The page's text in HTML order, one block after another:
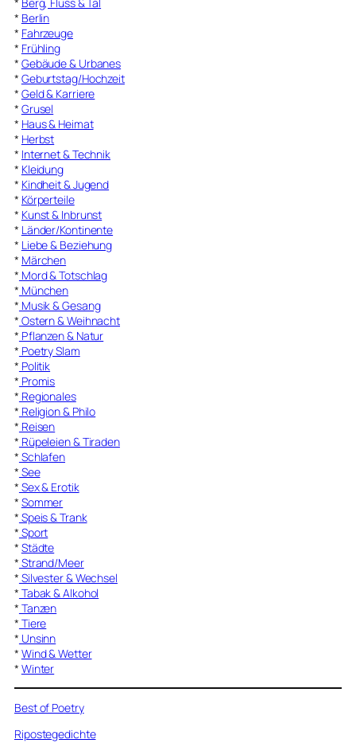
* Berlin
* Fahrzeuge
* Frühling
* Gebäude & Urbanes
* Geburtstag/Hochzeit
* Geld & Karriere
* Grusel
* Haus & Heimat
* Herbst
* Internet & Technik
* Kleidung
* Kindheit & Jugend
* Körperteile
* Kunst & Inbrunst
* Länder/Kontinente
* Liebe & Beziehung
* Märchen
* Mord & Totschlag
* München
* Musik & Gesang
* Ostern & Weihnacht
* Pflanzen & Natur
* Poetry Slam
* Politik
* Promis
* Regionales
* Religion & Philo
* Reisen
* Rüpeleien & Tiraden
* Schlafen
* See
* Sex & Erotik
* Sommer
* Speis & Trank
* Sport
* Städte
* Strand/Meer
* Silvester & Wechsel
* Tabak & Alkohol
* Tanzen
* Tiere
* Unsinn
* Wind & Wetter
* Winter
Best of Poetry
Ripostegedichte